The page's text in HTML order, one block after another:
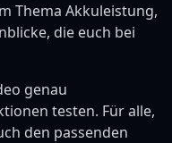
Thema Akkuleistung,
die euch bei
genau
testen. Für alle,
den passenden